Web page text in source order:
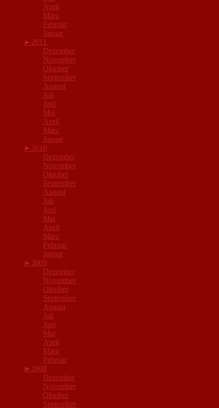
April
März
Februar
Januar
► 2011
Dezember
November
Oktober
September
August
Juli
Juni
Mai
April
März
Januar
► 2010
Dezember
November
Oktober
September
August
Juli
Juni
Mai
April
März
Februar
Januar
► 2009
Dezember
November
Oktober
September
August
Juli
Juni
Mai
April
März
Februar
► 2008
Dezember
November
Oktober
September